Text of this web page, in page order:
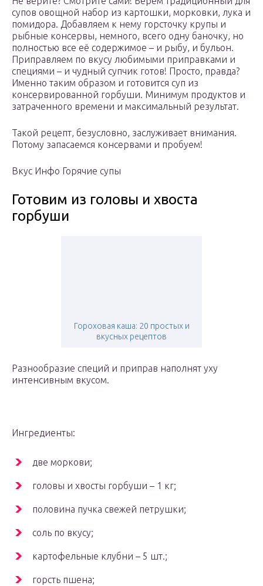
супов овощной набор из картошки, морковки, лука и
помидора. Добавляем к нему горсточку крупы и
рыбные консервы, немного, всего одну баночку, но
полностью все её содержимое – и рыбу, и бульон.
Приправляем по вкусу любимыми приправками и
специями – и чудный супчик готов! Просто, правда?
Именно таким образом и готовится суп из
консервированной горбуши. Минимум продуктов и
затраченного времени и максимальный результат.
Такой рецепт, безусловно, заслуживает внимания.
Потому запасаемся консервами и пробуем!
Вкус Инфо Горячие супы
Готовим из головы и хвоста
горбуши
Гороховая каша: 20 простых и
вкусных рецептов
Разнообразие специй и приправ наполнят уху
интенсивным вкусом.
Ингредиенты:
две моркови;
головы и хвосты горбуши – 1 кг;
половина пучка свежей петрушки;
соль по вкусу;
картофельные клубни – 5 шт.;
горсть пшена;